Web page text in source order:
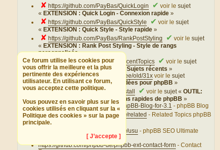
✘ https://github.com/PayBas/QuickLogin ✔ voir lesujet
« EXTENSION : Quick Login - Connexion rapide»
✘ https://github.com/PayBas/QuickStyle ✔ voir lesujet
« EXTENSION : Quick Style - Style rapide»
✘ https://github.com/PayBas/RankPostStyling ✔ voir lesujet
« EXTENSION : Rank Post Styling - Style de rangs
personnalisés»
✘ https://github.com/PayBas/RecentTopics ✔ voir lesujet
«EXTENSION : Recent Topics - Sujets récents»
https://github.com/phpbb/ideas/tree/old/31x voir lesujet
«EXTENSION : phpBB Ideas - Idées pour phpBB»
https://github.com/phpbb/quickinstall
✔ voir lesujet « OUTIL:
phpBB QuickInstall - Installations rapides de phpBB»
https://github.com/phpBB-Blog/phpBB-Blog-for-3.1 - phpBB Blog
✘ https://github.com/phpBBSEO/related - Related Topics phpBB
SEO
https://github.com/phpBBSEO/usu - phpBB SEO Ultimate
https://github.com/phpbb-de/phpbb-ext-contact-form - Contact
Ce forum utilise les cookies pour
vous offrir la meilleure et la plus
pertinente des expériences
utilisateur. En utilisant ce forum,
vous acceptez cette politique.
Vous pouvez en savoir plus sur les
cookies utilisés en cliquant sur la «
Politique des cookies » sur la page
principale.
[ J’accepte ]